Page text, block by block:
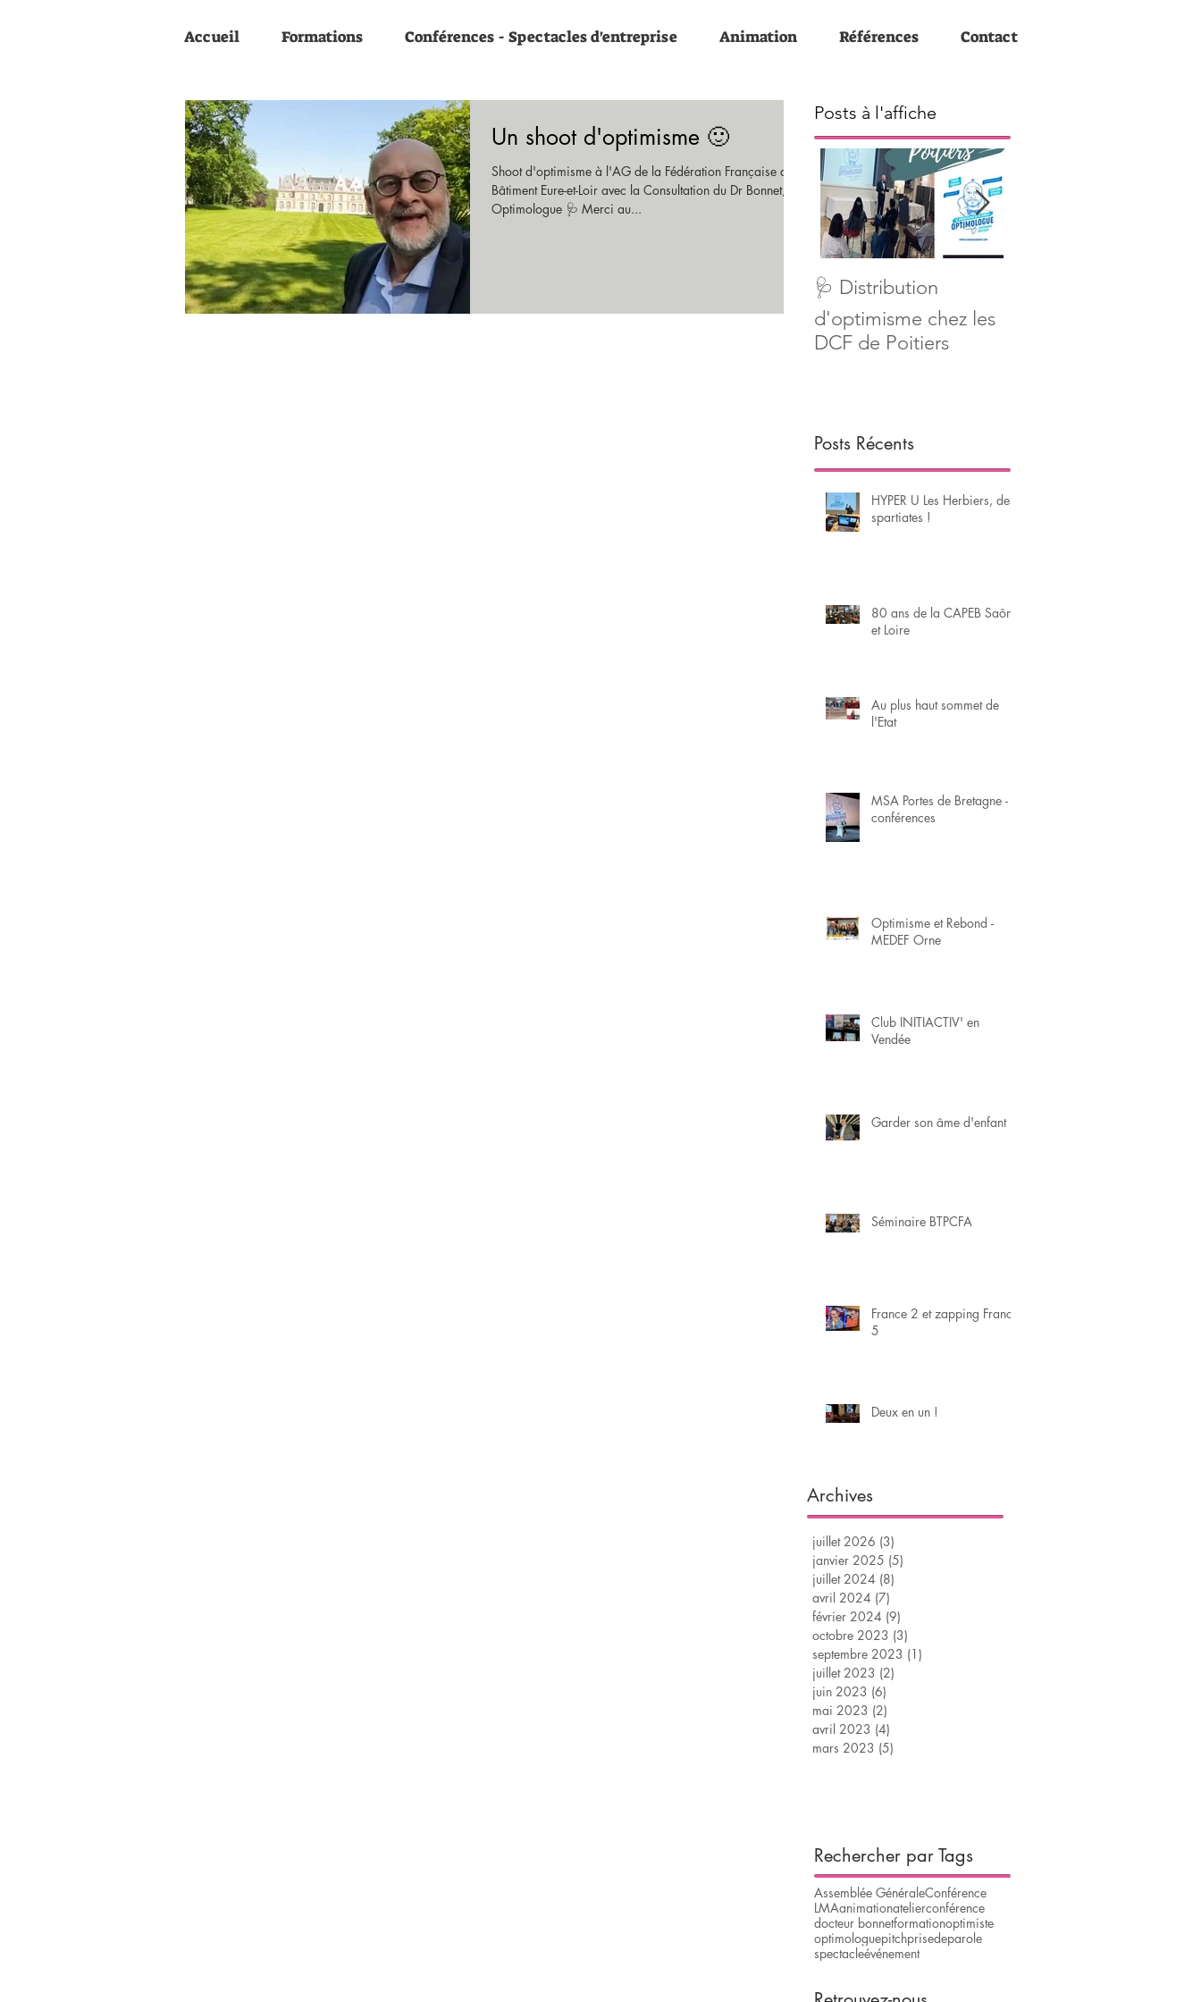
Accueil Formations Conférences - Spectacles d'entreprise Animation Références Contact
Un shoot d'optimisme 🙂
Shoot d'optimisme à l'AG de la Fédération Française du
Bâtiment Eure-et-Loir avec la Consultation du Dr Bonnet,
Optimologue 🩺 Merci au...
Posts à l'affiche
🩺 Distribution
d'optimisme chez les
DCF de Poitiers
Posts Récents
HYPER U Les Herbiers, des
spartiates !
80 ans de la CAPEB Saône
et Loire
Au plus haut sommet de
l'Etat
MSA Portes de Bretagne - 2
conférences
Optimisme et Rebond -
MEDEF Orne
Club INITIACTIV' en
Vendée
Garder son âme d'enfant !
Séminaire BTPCFA
France 2 et zapping France
5
Deux en un !
Archives
juillet 2026 (3)
janvier 2025 (5)
juillet 2024 (8)
avril 2024 (7)
février 2024 (9)
octobre 2023 (3)
septembre 2023 (1)
juillet 2023 (2)
juin 2023 (6)
mai 2023 (2)
avril 2023 (4)
mars 2023 (5)
Rechercher par Tags
Assemblée GénéraleConférence
LMAanimationatelierconférence
docteur bonnetformationoptimiste
optimologuepitchprisedeparole
spectacleévénement